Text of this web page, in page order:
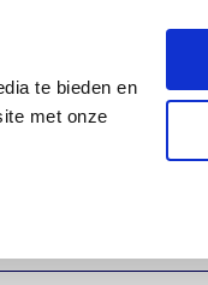
te bieden en
met onze